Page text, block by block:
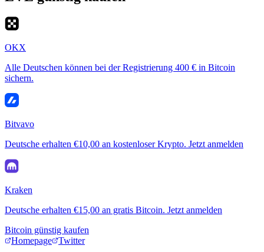
OKX
Alle Deutschen können bei der Registrierung 400 € in Bitcoin
sichern.
Bitvavo
Deutsche erhalten €10,00 an kostenloser Krypto. Jetzt anmelden
Kraken
Deutsche erhalten €15,00 an gratis Bitcoin. Jetzt anmelden
Bitcoin günstig kaufen
Homepage
Twitter